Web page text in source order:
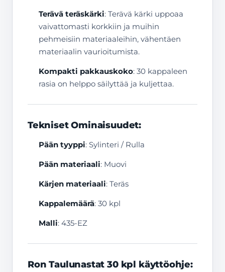
Terävä teräskärki: Terävä kärki uppoaa
vaivattomasti korkkiin ja muihin
pehmeisiin materiaaleihin, vähentäen
materiaalin vaurioitumista.
Kompakti pakkauskoko: 30 kappaleen
rasia on helppo säilyttää ja kuljettaa.
Tekniset Ominaisuudet:
Pään tyyppi: Sylinteri / Rulla
Pään materiaali: Muovi
Kärjen materiaali: Teräs
Kappalemäärä: 30 kpl
Malli: 435-EZ
Ron Taulunastat 30 kpl käyttöohje: